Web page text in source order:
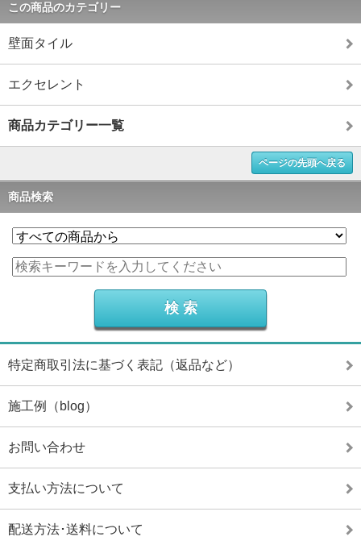
この商品のカテゴリー
壁面タイル
エクセレント
商品カテゴリー一覧
ページの先頭へ戻る
商品検索
特定商取引法に基づく表記（返品など）
施工例（blog）
お問い合わせ
支払い方法について
配送方法･送料について